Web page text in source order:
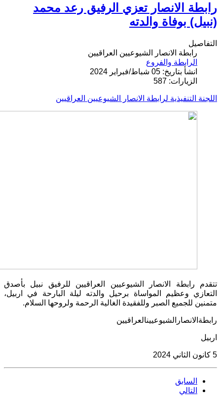
رابطة الانصار تعزي الرفيق رعد محمد
(نبيل) بوفاة والدته
التفاصيل
رابطة الانصار الشيوعيين العراقيين
الرابطة والفروع
انشأ بتاريخ: 05 شباط/فبراير 2024
الزيارات: 587
اللجنة التنفيذية لرابطة الانصار الشيوعيين العراقيين
تتقدم رابطة الانصار الشيوعيين العراقيين للرفيق نبيل بأصدق
التعازي وعظيم المواساة برحيل والدته ليلة البارحة في اربيل،
متمنين للجميع الصبر وللفقيدة الغالية الرحمة ولروحها السلام.
رابطةالانصارالشيوعيينالعراقيين
اربيل
5 كانون الثاني
السابق
التالي